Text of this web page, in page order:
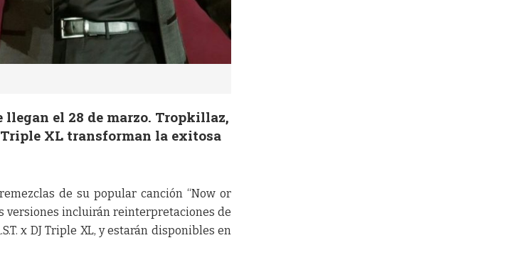
el 28 de marzo. Tropkillaz,
XL transforman la exitosa
de su popular canción “Now or
versiones incluirán reinterpretaciones de
x DJ Triple XL, y estarán disponibles en